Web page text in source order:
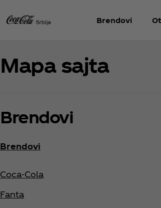
Brendovi
Mapa sajta
Brendovi
Brendovi
Coca‑Cola
Fanta